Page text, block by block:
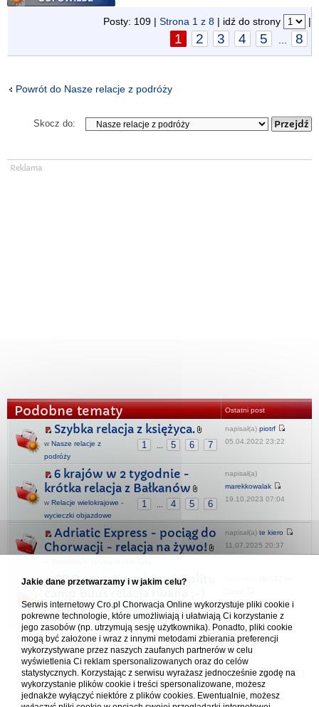
Posty: 109 | Strona 1 z 8 | idź do strony |
1 2 3 4 5 ... 8
Powrót do Nasze relacje z podróży
Skocz do:
Podobne tematy Ostatni post
Szybka relacja z księżyca.
1 ... 5 6 7
w Nasze relacje z
podróży
napisał(a) piotrf
05.04.2022 23:22
6 krajów w 2 tygodnie -
krótka relacja z Bałkanów
1 ... 4 5 6
w Relacje wielokrajowe -
wycieczki objazdowe
napisał(a)
marekkowalak
19.10.2023 07:04
Adriatic Express - pociąg do
Chorwacji - relacja na żywo!
napisał(a) te kiero
11.07.2025 20:37
CRO 2010 Kastel Stari/Splitu
1 10 11 12
wNasze relacje z
podróży
13.06.2025 17:49
Forum Chorwacja Online - Cro.pl
Usuń ciasteczka• Strefa czasowa: UTC + 1 (Polska - czas zimowy) [ DST
Jakie dane przetwarzamy i w jakim celu?
Serwis internetowy Cro.pl Chorwacja Online wykorzystuje pliki cookie i
pokrewne technologie, które umożliwiają i ułatwiają Ci korzystanie z
jego zasobów (np. utrzymują sesję użytkownika). Ponadto, pliki cookie
mogą być założone i wraz z innymi metodami zbierania preferencji
wykorzystywane przez naszych zaufanych partnerów w celu
wyświetlenia Ci reklam spersonalizowanych oraz do celów
statystycznych. Korzystając z serwisu wyrażasz jednocześnie zgodę na
wykorzystanie plików cookie i treści spersonalizowane, możesz
jednakże wyłączyć niektóre z plików cookies. Ewentualnie, możesz